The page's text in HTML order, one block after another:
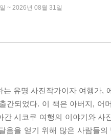
~ 2026년 08월 31일
는 유명 사진작가이자 여행가,
간되었다. 이 책은 아버지, 어
간 시코쿠 여행의 이야기와 사
음을 얻기 위해 많은 사람들